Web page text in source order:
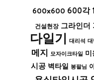
600x600 600각
건설현장 그라인더
다일기 대리석
메지 모자이크타일 미
시공 벽타일 봉팔님